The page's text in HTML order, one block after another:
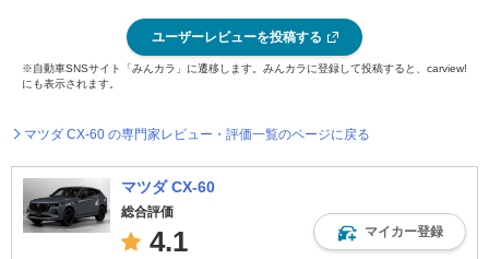
ユーザーレビューを投稿する
※自動車SNSサイト「みんカラ」に遷移します。みんカラに登録して投稿すると、carview!
にも表示されます。
マツダ CX-60 の専門家レビュー・評価一覧のページに戻る
マツダ CX-60
総合評価
4.1 マイカー登録